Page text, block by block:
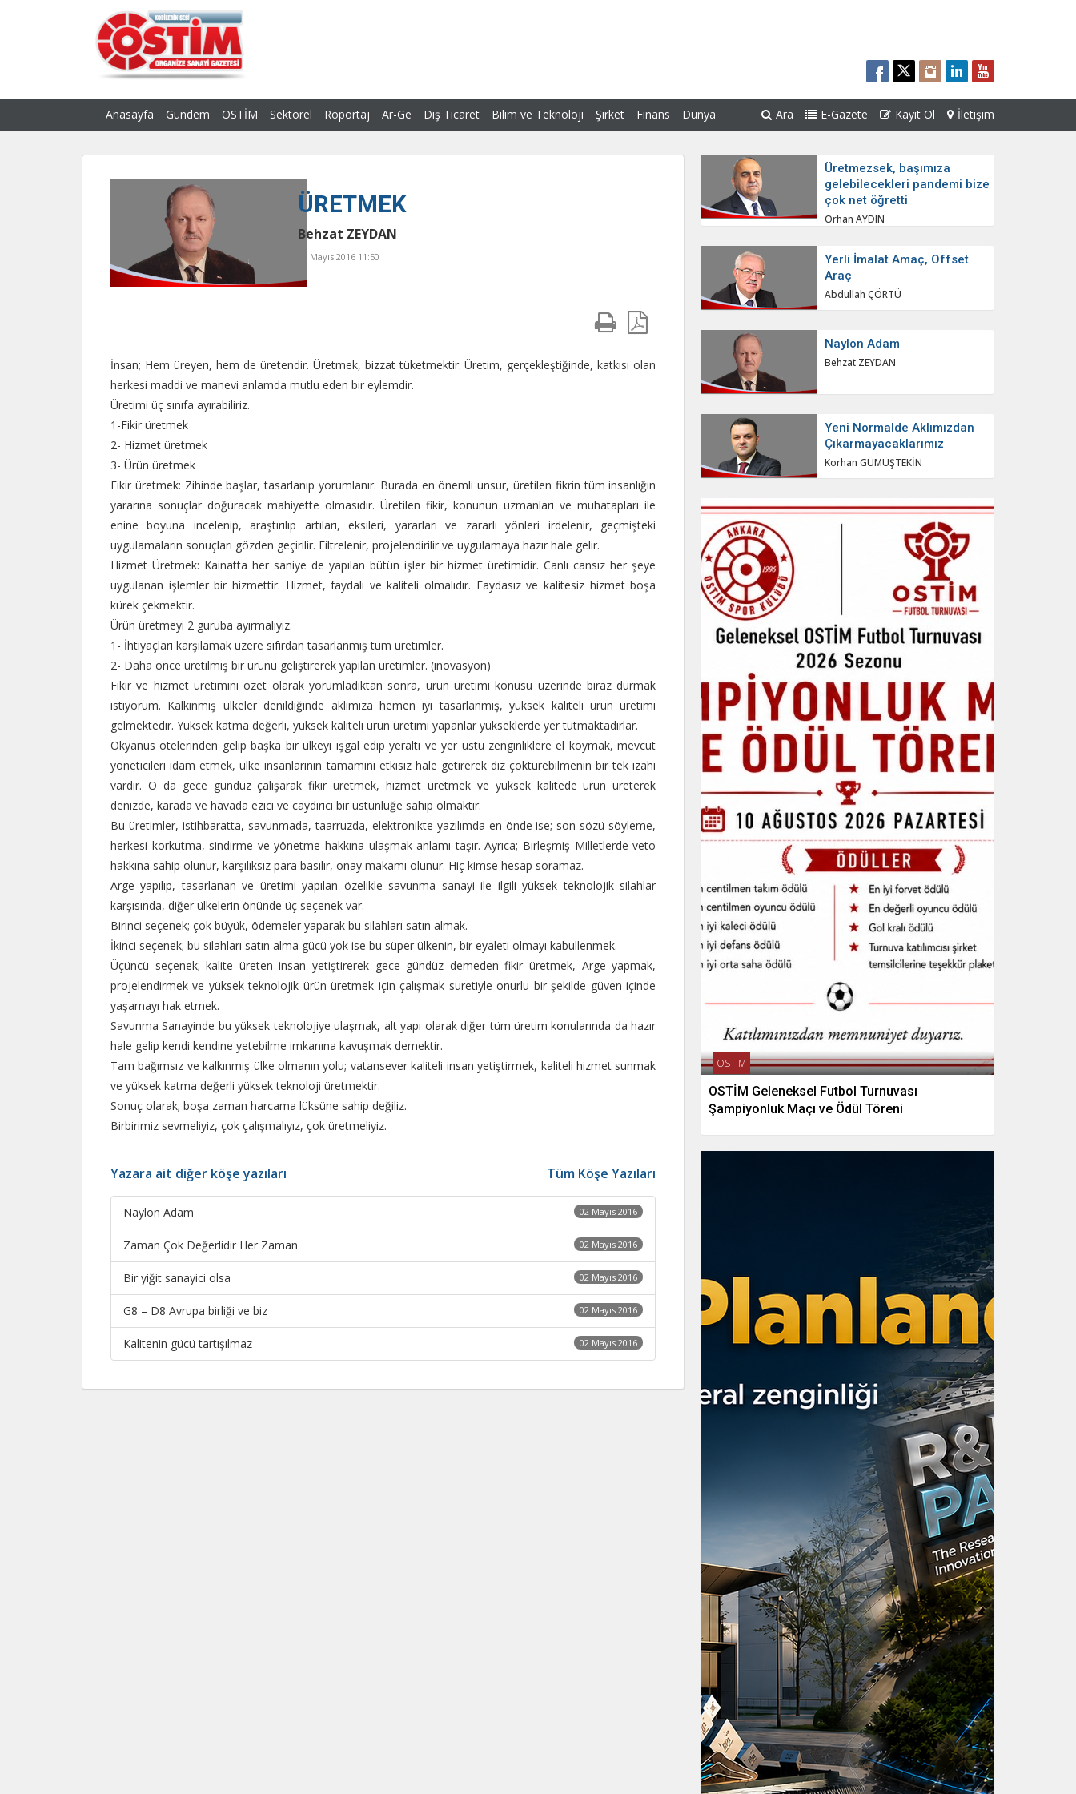
Anasayfa Gündem OSTİM Sektörel Röportaj Ar-Ge Dış Ticaret Bilim ve Teknoloji Şirket Finans Dünya Ara E-Gazete Kayıt Ol İletişim
ÜRETMEK
Behzat ZEYDAN
02 Mayıs 2016 11:50
İnsan; Hem üreyen, hem de üretendir. Üretmek, bizzat tüketmektir. Üretim, gerçekleştiğinde, katkısı olan
herkesi maddi ve manevi anlamda mutlu eden bir eylemdir.
Üretimi üç sınıfa ayırabiliriz.
1-Fikir üretmek
2- Hizmet üretmek
3- Ürün üretmek
Fikir üretmek: Zihinde başlar, tasarlanıp yorumlanır. Burada en önemli unsur, üretilen fikrin tüm insanlığın
yararına sonuçlar doğuracak mahiyette olmasıdır. Üretilen fikir, konunun uzmanları ve muhatapları ile
enine boyuna incelenip, araştırılıp artıları, eksileri, yararları ve zararlı yönleri irdelenir, geçmişteki
uygulamaların sonuçları gözden geçirilir. Filtrelenir, projelendirilir ve uygulamaya hazır hale gelir.
Hizmet Üretmek: Kainatta her saniye de yapılan bütün işler bir hizmet üretimidir. Canlı cansız her şeye
uygulanan işlemler bir hizmettir. Hizmet, faydalı ve kaliteli olmalıdır. Faydasız ve kalitesiz hizmet boşa
kürek çekmektir.
Ürün üretmeyi 2 guruba ayırmalıyız.
1- İhtiyaçları karşılamak üzere sıfırdan tasarlanmış tüm üretimler.
2- Daha önce üretilmiş bir ürünü geliştirerek yapılan üretimler. (inovasyon)
Fikir ve hizmet üretimini özet olarak yorumladıktan sonra, ürün üretimi konusu üzerinde biraz durmak
istiyorum. Kalkınmış ülkeler denildiğinde aklımıza hemen iyi tasarlanmış, yüksek kaliteli ürün üretimi
gelmektedir. Yüksek katma değerli, yüksek kaliteli ürün üretimi yapanlar yükseklerde yer tutmaktadırlar.
Okyanus ötelerinden gelip başka bir ülkeyi işgal edip yeraltı ve yer üstü zenginliklere el koymak, mevcut
yöneticileri idam etmek, ülke insanlarının tamamını etkisiz hale getirerek diz çöktürebilmenin bir tek izahı
vardır. O da gece gündüz çalışarak fikir üretmek, hizmet üretmek ve yüksek kalitede ürün üreterek
denizde, karada ve havada ezici ve caydırıcı bir üstünlüğe sahip olmaktır.
Bu üretimler, istihbaratta, savunmada, taarruzda, elektronikte yazılımda en önde ise; son sözü söyleme,
herkesi korkutma, sindirme ve yönetme hakkına ulaşmak anlamı taşır. Ayrıca; Birleşmiş Milletlerde veto
hakkına sahip olunur, karşılıksız para basılır, onay makamı olunur. Hiç kimse hesap soramaz.
Arge yapılıp, tasarlanan ve üretimi yapılan özelikle savunma sanayi ile ilgili yüksek teknolojik silahlar
karşısında, diğer ülkelerin önünde üç seçenek var.
Birinci seçenek; çok büyük, ödemeler yaparak bu silahları satın almak.
İkinci seçenek; bu silahları satın alma gücü yok ise bu süper ülkenin, bir eyaleti olmayı kabullenmek.
Üçüncü seçenek; kalite üreten insan yetiştirerek gece gündüz demeden fikir üretmek, Arge yapmak,
projelendirmek ve yüksek teknolojik ürün üretmek için çalışmak suretiyle onurlu bir şekilde güven içinde
yaşamayı hak etmek.
Savunma Sanayinde bu yüksek teknolojiye ulaşmak, alt yapı olarak diğer tüm üretim konularında da hazır
hale gelip kendi kendine yetebilme imkanına kavuşmak demektir.
Tam bağımsız ve kalkınmış ülke olmanın yolu; vatansever kaliteli insan yetiştirmek, kaliteli hizmet sunmak
ve yüksek katma değerli yüksek teknoloji üretmektir.
Sonuç olarak; boşa zaman harcama lüksüne sahip değiliz.
Birbirimiz sevmeliyiz, çok çalışmalıyız, çok üretmeliyiz.
Yazara ait diğer köşe yazıları Tüm Köşe Yazıları
Naylon Adam 02 Mayıs 2016
Zaman Çok Değerlidir Her Zaman 02 Mayıs 2016
Bir yiğit sanayici olsa 02 Mayıs 2016
G8 – D8 Avrupa birliği ve biz 02 Mayıs 2016
Kalitenin gücü tartışılmaz 02 Mayıs 2016
Üretmezsek, başımıza
gelebilecekleri pandemi bize
çok net öğretti
Orhan AYDIN
Yerli İmalat Amaç, Offset
Araç
Abdullah ÇÖRTÜ
Naylon Adam
Behzat ZEYDAN
Yeni Normalde Aklımızdan
Çıkarmayacaklarımız
Korhan GÜMÜŞTEKİN
OSTİM
OSTİM Geleneksel Futbol Turnuvası
Şampiyonluk Maçı ve Ödül Töreni